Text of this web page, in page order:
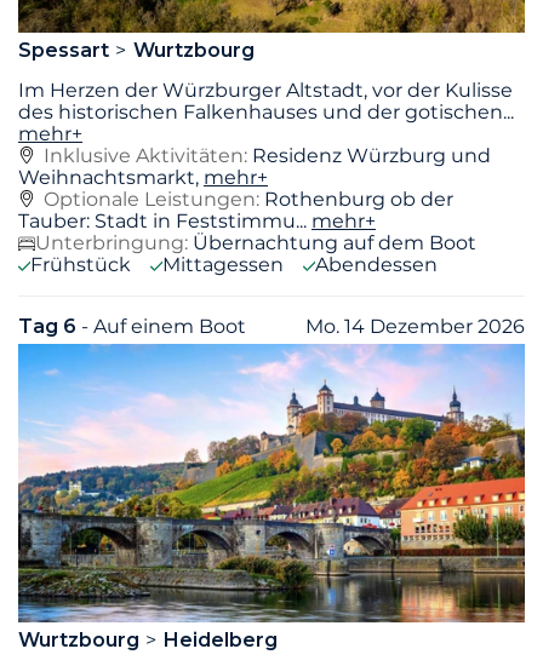
Spessart
Wurtzbourg
Im Herzen der Würzburger Altstadt, vor der Kulisse
des historischen Falkenhauses und der gotischen...
mehr+
Inklusive Aktivitäten: Residenz Würzburg und
Weihnachtsmarkt, mehr+
Optionale Leistungen: Rothenburg ob der
Tauber: Stadt in Feststimmu... mehr+
Unterbringung: Übernachtung auf dem Boot
Frühstück
Mittagessen Abendessen
Tag 6 - Auf einem Boot Mo. 14 Dezember 2026
Wurtzbourg
Heidelberg